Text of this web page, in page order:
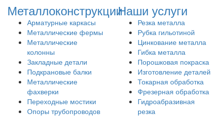
Металлоконструкции
Арматурные каркасы
Металлические фермы
Металлические
колонны
Закладные детали
Подкрановые балки
Металлические
фахверки
Переходные мостики
Опоры трубопроводов
Наши услуги
Резка металла
Рубка гильотиной
Цинкование металла
Гибка металла
Порошковая покраска
Изготовление деталей
Токарная обработка
Фрезерная обработка
Гидроабразивная
резка